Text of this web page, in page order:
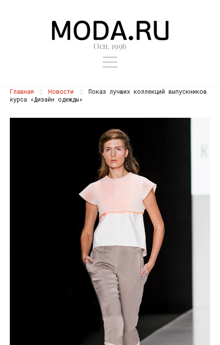
Осн. 1996
Главная Новости
Показ лучших коллекций выпускников
курса «Дизайн одежды»